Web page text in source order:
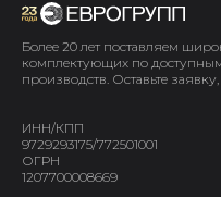
Более 20 лет поставляем
комплектующих по
производств. Оставьте
ИНН/КПП
9729293175/772501001
ОГРН
1207700008669